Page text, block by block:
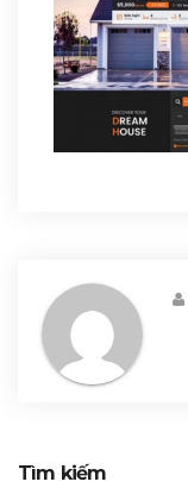
Tìm kiếm